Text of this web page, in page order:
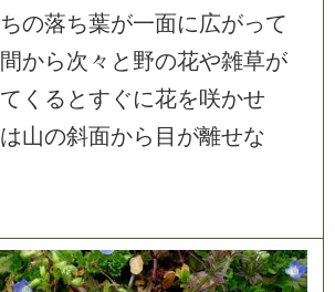
ちの落ち葉が一面に広がって
間から次 々 と 野の花や雑草が
て く る とす ぐに花を咲かせ
は山の斜面から 目 が離せな